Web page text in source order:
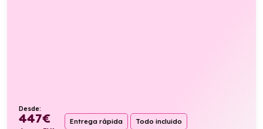
Desde:
447€ Entrega rápida Todo incluido